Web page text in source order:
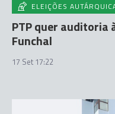
ELEIÇÕES
PTP quer auditoria
Funchal
17 Set 17:22